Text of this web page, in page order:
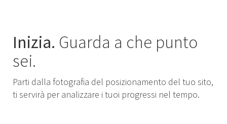
Inizia. Guarda a che punto
sei.
Parti dalla fotografia del posizionamento del tuo sito,
ti servirà per analizzare i tuoi progressi nel tempo.